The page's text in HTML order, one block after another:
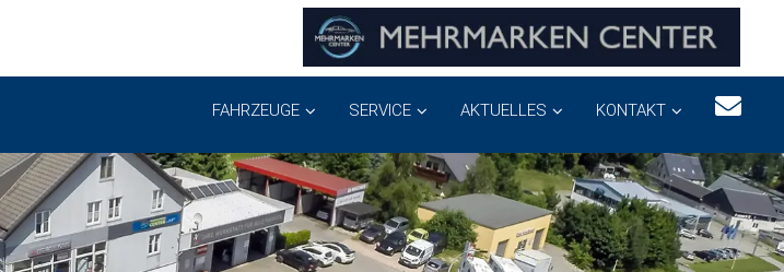
FAHRZEUGE SERVICE AKTUELLES KONTAKT